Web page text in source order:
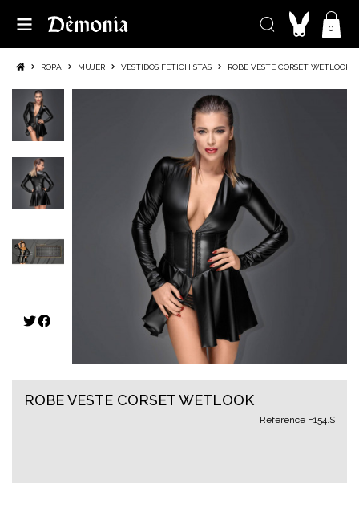
0
ROPA MUJER VESTIDOS FETICHISTAS ROBE VESTE CORSET WETLOOK
ROBE VESTE CORSET WETLOOK
Reference F154.S